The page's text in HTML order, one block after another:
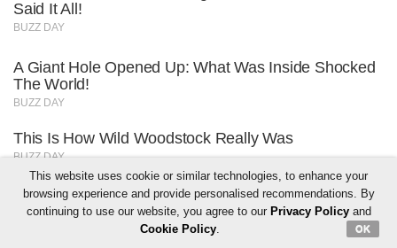
This website uses cookie or similar technologies, to enhance your
browsing experience and provide personalised recommendations. By
continuing to use our website, you agree to our Privacy Policyand
Cookie Policy. OK